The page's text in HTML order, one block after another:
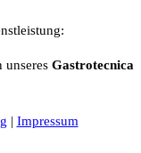
unseres Gastrotecnica
| Impressum